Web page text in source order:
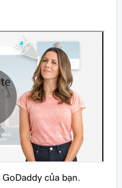
GoDaddy của bạn.